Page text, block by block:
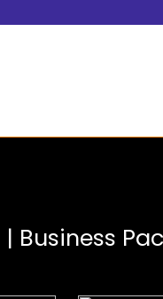
| Business